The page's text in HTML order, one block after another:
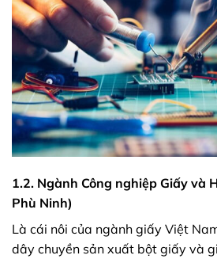
1.2. Ngành Công nghiệp Giấy và
Phù Ninh)
Là cái nôi của ngành giấy Việt
dây chuyền sản xuất bột giấy và